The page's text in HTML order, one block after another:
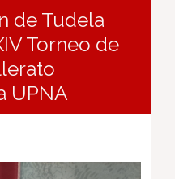
de Tudela
Torneo de
UPNA